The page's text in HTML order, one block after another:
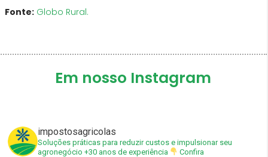
Fonte: Globo Rural.
Em nosso Instagram
impostosagricolas
Soluções práticas para reduzir custos e impulsionar seu
agronegócio +30 anos de experiência Confira